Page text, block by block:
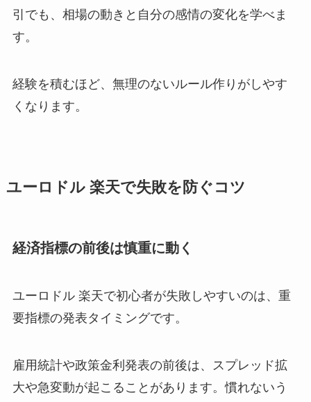
引でも、相場の動きと自分の感情の変化を学べま
す。
経験を積むほど、無理のないルール作りがしやす
くなります。
ユーロドル 楽天で失敗を防ぐコツ
経済指標の前後は慎重に動く
ユーロドル 楽天で初心者が失敗しやすいのは、重
要指標の発表タイミングです。
雇用統計や政策金利発表の前後は、スプレッド拡
大や急変動が起こることがあります。慣れないう